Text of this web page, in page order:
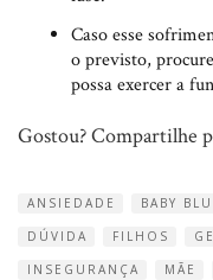
Caso esse
o previsto,
possa exercer a
Gostou? Compartilhe
ANSIEDADE BABY
DÚVIDA
FILHOS
INSEGURANÇA
MÃE